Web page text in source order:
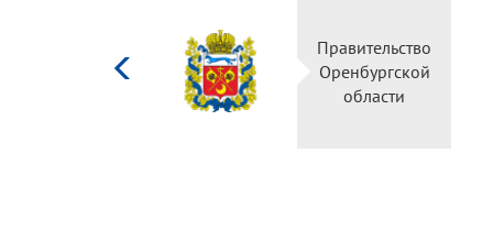
Правительство
Оренбургской
области